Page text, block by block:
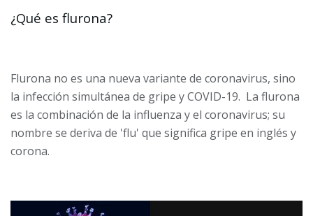
¿Qué es flurona?
Flurona no es una nueva variante de coronavirus, sino
la infección simultánea de gripe y COVID-19. La flurona
es la combinación de la influenza y el coronavirus; su
nombre se deriva de 'flu' que significa gripe en inglés y
corona.